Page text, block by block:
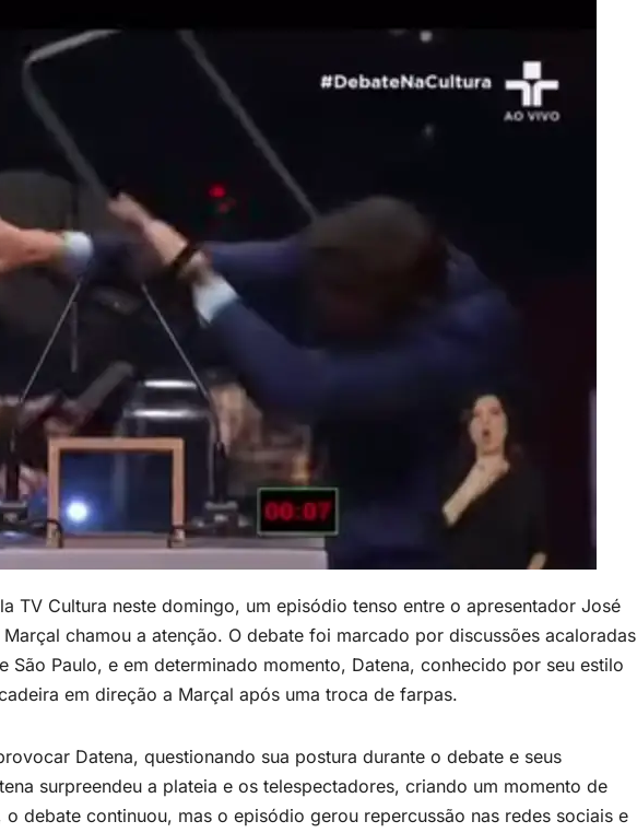
TV Cultura neste domingo, um episódio tenso entre o apresentador José
chamou a atenção. O debate foi marcado por discussões acaloradas
São Paulo, e em determinado momento, Datena, conhecido por seu estilo
em direção a Marçal após uma troca de farpas.
Datena, questionando sua postura durante o debate e seus
surpreendeu a plateia e os telespectadores, criando um momento de
debate continuou, mas o episódio gerou repercussão nas redes sociais e